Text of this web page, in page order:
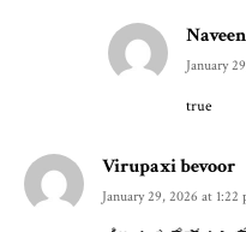
January
true
Virupaxi bevoor
January 29, 2026 at 1:22